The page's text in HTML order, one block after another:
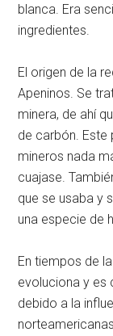
blanca. Era
ingredientes.
El origen de la
Apeninos. Se
minera, de ahí
de carbón.
mineros nada
cuajase.
que se usaba y
una especie de
En tiempos de
evoluciona y es
debido a la